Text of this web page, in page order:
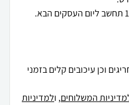
הזמנה שתבוצע אחרי השעה 14:00 תחשב ליום העסקים הבא.
וכן עיכובים קלים בזמני
המשלוחים, ולמדיניות